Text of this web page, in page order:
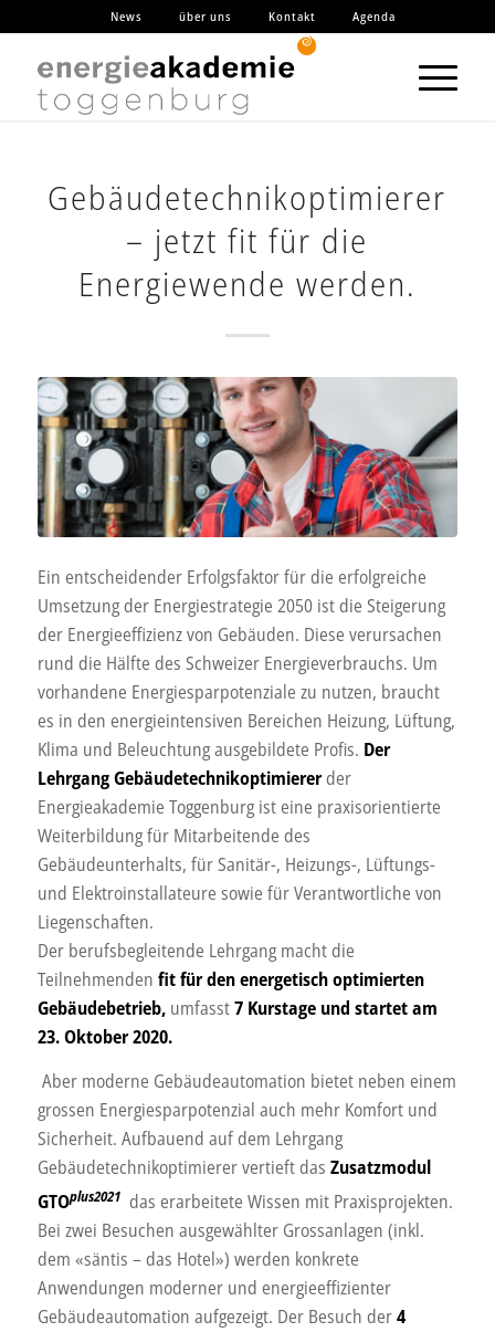
News über uns Kontakt Agenda
Gebäudetechnikoptimierer
– jetzt fit für die
Energiewende werden.
Ein entscheidender Erfolgsfaktor für die erfolgreiche
Umsetzung der Energiestrategie 2050 ist die Steigerung
der Energieeffizienz von Gebäuden. Diese verursachen
rund die Hälfte des Schweizer Energieverbrauchs. Um
vorhandene Energiesparpotenziale zu nutzen, braucht
es in den energieintensiven Bereichen Heizung, Lüftung,
Klima und Beleuchtung ausgebildete Profis. Der
Lehrgang Gebäudetechnikoptimiererder
Energieakademie Toggenburg ist eine praxisorientierte
Weiterbildung für Mitarbeitende des
Gebäudeunterhalts, für Sanitär-, Heizungs-, Lüftungs-
und Elektroinstallateure sowie für Verantwortliche von
Liegenschaften.
Der berufsbegleitende Lehrgang macht die
Teilnehmenden fit für den energetisch optimierten
Gebäudebetrieb, umfasst7 Kurstage und startet am
23. Oktober 2020.
Aber moderne Gebäudeautomation bietet neben einem
grossen Energiesparpotenzial auch mehr Komfort und
Sicherheit. Aufbauend auf dem Lehrgang
Gebäudetechnikoptimierer vertieft das Zusatzmodul
GTOplus2021 das erarbeitete Wissen mit Praxisprojekten.
Bei zwei Besuchen ausgewählter Grossanlagen (inkl.
dem «säntis – das Hotel») werden konkrete
Anwendungen moderner und energieeffizienter
Gebäudeautomation aufgezeigt. Der Besuch der4